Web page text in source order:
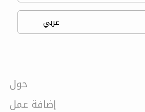
حول
إضافة عمل